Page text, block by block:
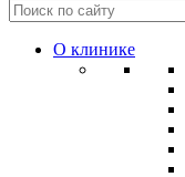
О клинике